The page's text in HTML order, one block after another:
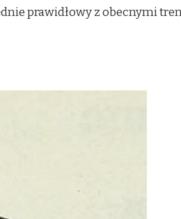
prawidłowy z obecnymi